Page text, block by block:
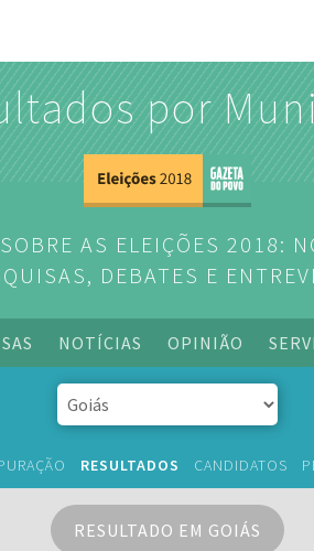
por
AS ELEIÇÕES 2018:
DEBATES E
NOTÍCIAS OPINIÃO
RESULTADOS CANDIDATOS
RESULTADO EM GOIÁS